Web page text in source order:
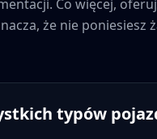
Co więcej,
że nie
typów